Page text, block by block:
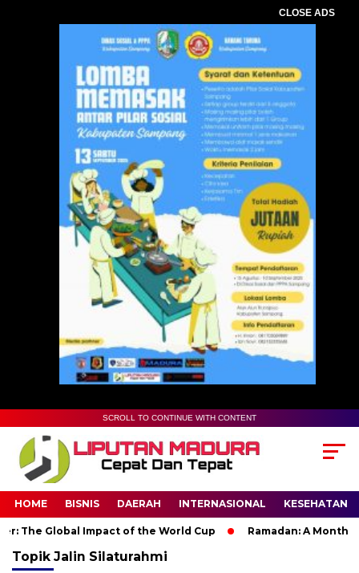
CLOSE ADS
SCROLL TO CONTINUE WITH CONTENT
HOME BISNIS DAERAH INTERNASIONAL KESEHATAN
The Global Impact of the World Cup Ramadan: A Month
Topik Jalin Silaturahmi